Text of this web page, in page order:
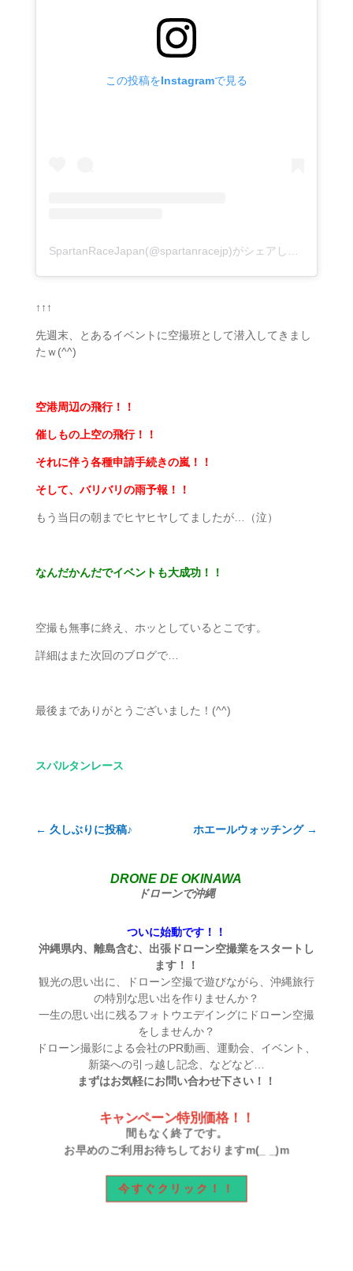
この投稿をInstagramで見る
↑↑↑
先週末、とあるイベントに空撮班として潜入してきまし
たｗ(^^)
空港周辺の飛行！！
催しもの上空の飛行！！
それに伴う各種申請手続きの嵐！！
そして、バリバリの雨予報！！
もう当日の朝までヒヤヒヤしてましたが…（泣）
なんだかんだでイベントも大成功！！
空撮も無事に終え、ホッとしているとこです。
詳細はまた次回のブログで…
最後までありがとうございました！(^^)
スパルタンレース
← 久しぶりに投稿♪ ホエールウォッチング→
DRONE DE OKINAWA
ドローンで沖縄
ついに始動です！！
沖縄県内、離島含む、出張ドローン空撮業をスタートし
ます！！
観光の思い出に、ドローン空撮で遊びながら、沖縄旅行
の特別な思い出を作りませんか？
一生の思い出に残るフォトウエデイングにドローン空撮
をしませんか？
ドローン撮影による会社のPR動画、運動会、イベント、
新築への引っ越し記念、などなど…
まずはお気軽にお問い合わせ下さい！！
キャンペーン特別価格！！
間もなく終了です。
お早めのご利用お待ちしておりますm(_ _)m
今すぐクリック！！